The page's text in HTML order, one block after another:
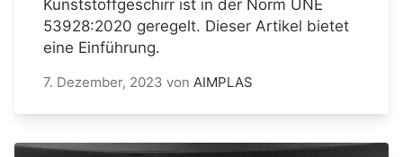
Kunststoffgeschirr ist in der Norm UNE
53928:2020 geregelt. Dieser Artikel bietet
eine Einführung.
7. Dezember, 2023 von AIMPLAS